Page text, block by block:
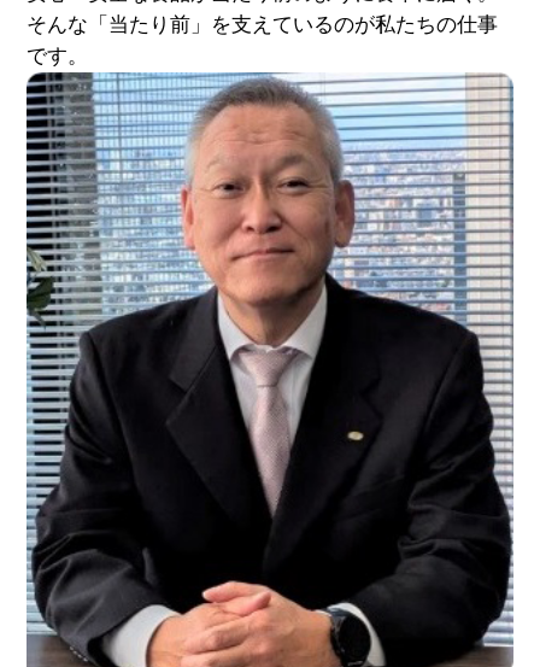
そんな「当たり前」を支えているのが私たちの仕事
です。